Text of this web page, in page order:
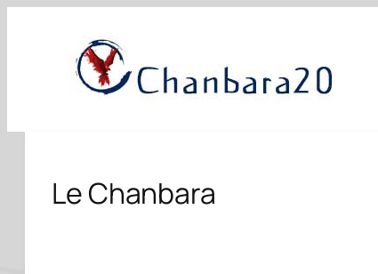
contenu
Le Chanbara